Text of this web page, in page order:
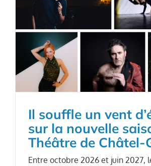
Il souffle un vent
sur la nouvelle
Théâtre de Châtel-
Entre octobre 2026 et juin 2027,